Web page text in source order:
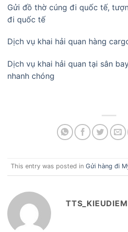
Gửi đồ thờ cúng đi quốc tế,
đi quốc tế
Dịch vụ khai hải quan hàng
Dịch vụ khai hải quan tại sân
nhanh chóng
This entry was posted in Gửi hàng đi
TTS_KIEUDIEM